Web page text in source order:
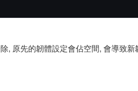
, 原先的韌體設定會佔空間, 會導致